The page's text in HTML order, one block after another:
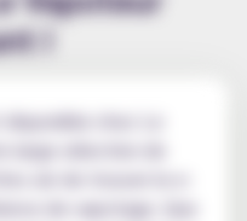
!
chez Le
de vapotage. Que